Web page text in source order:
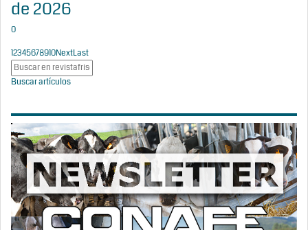
de 2026
0
12345678910NextLast
Buscar artículos